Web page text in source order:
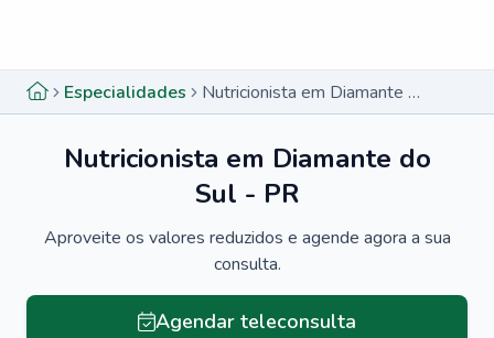
Especialidades Nutricionista em Diamante do Sul - PR
Nutricionista em Diamante do
Sul - PR
Aproveite os valores reduzidos e agende agora a sua
consulta.
Agendar teleconsulta